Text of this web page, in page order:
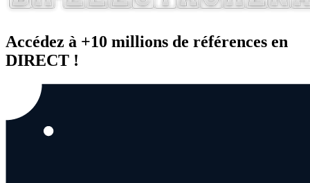
Accédez à +10 millions de références en
DIRECT !